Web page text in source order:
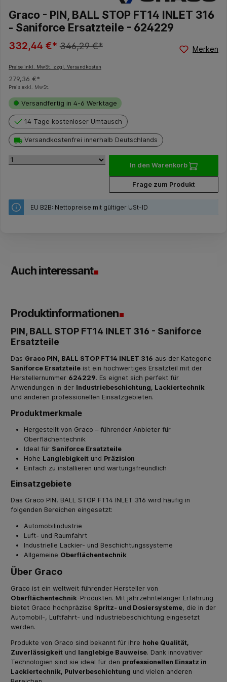
Graco - PIN, BALL STOP FT14 INLET 316
- Saniforce Ersatzteile - 624229
332,44 €* 346,29 €* Merken
Preise inkl. MwSt. zzgl. Versandkosten
279,36 €*
Preis exkl. MwSt.
Versandfertig in 4-6 Werktage
14 Tage kostenloser Umtausch
Versandkostenfrei innerhalb Deutschlands
In den Warenkorb
Frage zum Produkt
EU B2B: Nettopreise mit gültiger USt-ID
Auch interessant
Produktinformationen
PIN, BALL STOP FT14 INLET 316 - Saniforce
Ersatzteile
Das Graco PIN, BALL STOP FT14 INLET 316 aus der Kategorie
Saniforce Ersatzteile ist ein hochwertiges Ersatzteil mit der
Herstellernummer 624229. Es eignet sich perfekt für
Anwendungen in der Industriebeschichtung, Lackiertechnik
und anderen professionellen Einsatzgebieten.
Produktmerkmale
Hergestellt von Graco – führender Anbieter für
Oberflächentechnik
Ideal für Saniforce Ersatzteile
Hohe Langlebigkeitund Präzision
Einfach zu installieren und wartungsfreundlich
Einsatzgebiete
Das Graco PIN, BALL STOP FT14 INLET 316 wird häufig in
folgenden Bereichen eingesetzt:
Automobilindustrie
Luft- und Raumfahrt
Industrielle Lackier- und Beschichtungssysteme
Allgemeine Oberflächentechnik
Über Graco
Graco ist ein weltweit führender Hersteller von
Oberflächentechnik-Produkten. Mit jahrzehntelanger Erfahrung
bietet Graco hochpräzise Spritz- und Dosiersysteme, die in der
Automobil-, Luftfahrt- und Industriebeschichtung eingesetzt
werden.
Produkte von Graco sind bekannt für ihre hohe Qualität,
Zuverlässigkeit und langlebige Bauweise. Dank innovativer
Technologien sind sie ideal für den professionellen Einsatz in
Lackiertechnik, Pulverbeschichtung und vielen anderen